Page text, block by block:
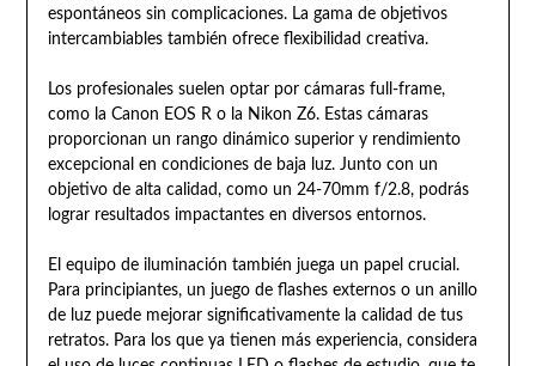
espontáneos sin complicaciones. La gama de objetivos
intercambiables también ofrece flexibilidad creativa.
Los profesionales suelen optar por cámaras full-frame,
como la Canon EOS R o la Nikon Z6. Estas cámaras
proporcionan un rango dinámico superior y rendimiento
excepcional en condiciones de baja luz. Junto con un
objetivo de alta calidad, como un 24-70mm f/2.8, podrás
lograr resultados impactantes en diversos entornos.
El equipo de iluminación también juega un papel crucial.
Para principiantes, un juego de flashes externos o un anillo
de luz puede mejorar significativamente la calidad de tus
retratos. Para los que ya tienen más experiencia, considera